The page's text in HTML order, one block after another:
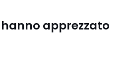
apprezzato